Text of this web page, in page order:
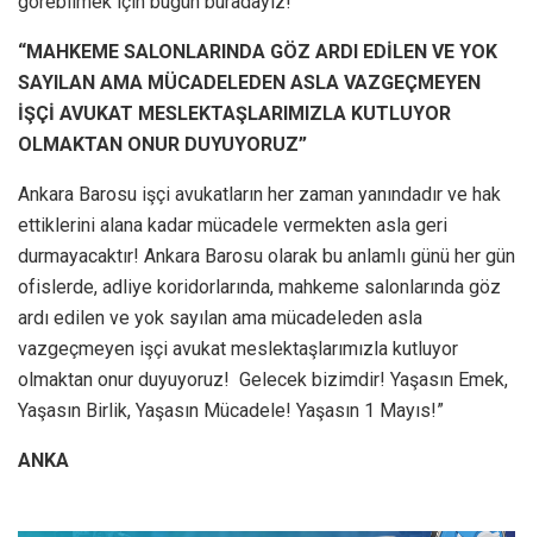
“MAHKEME SALONLARINDA GÖZ ARDI EDİLEN VE YOK
SAYILAN AMA MÜCADELEDEN ASLA VAZGEÇMEYEN
İŞÇİ AVUKAT MESLEKTAŞLARIMIZLA KUTLUYOR
OLMAKTAN ONUR DUYUYORUZ”
Ankara Barosu işçi avukatların her zaman yanındadır ve hak
ettiklerini alana kadar mücadele vermekten asla geri
durmayacaktır! Ankara Barosu olarak bu anlamlı günü her gün
ofislerde, adliye koridorlarında, mahkeme salonlarında göz
ardı edilen ve yok sayılan ama mücadeleden asla
vazgeçmeyen işçi avukat meslektaşlarımızla kutluyor
olmaktan onur duyuyoruz! Gelecek bizimdir! Yaşasın Emek,
Yaşasın Birlik, Yaşasın Mücadele! Yaşasın 1 Mayıs!”
ANKA